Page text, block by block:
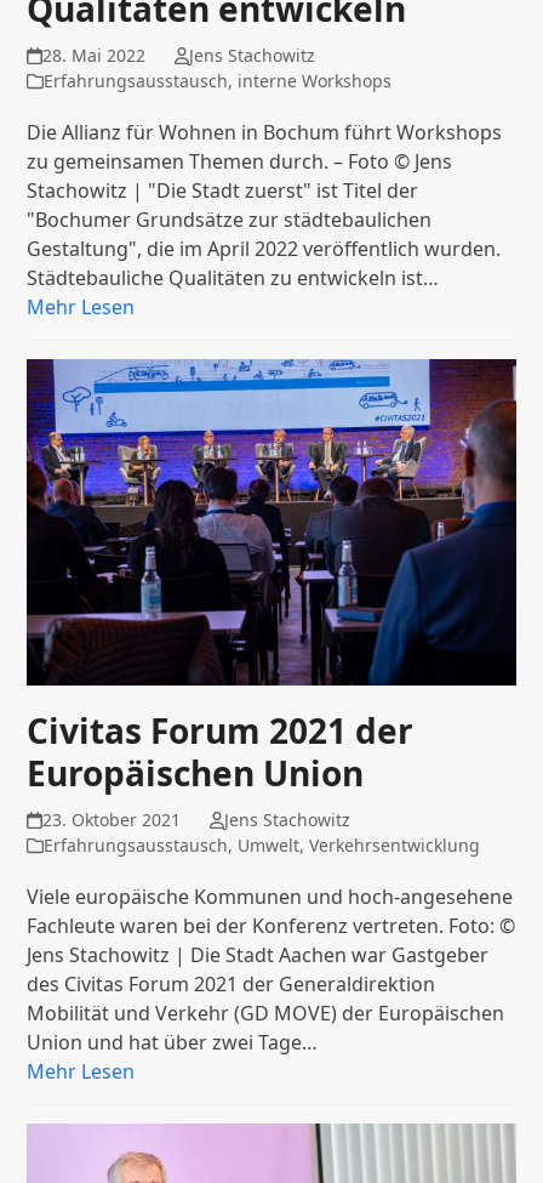
28. Mai 2022
Jens Stachowitz
Erfahrungsausstausch, interne Workshops
Die Allianz für Wohnen in Bochum führt Workshops
zu gemeinsamen Themen durch. – Foto © Jens
Stachowitz | "Die Stadt zuerst" ist Titel der
"Bochumer Grundsätze zur städtebaulichen
Gestaltung", die im April 2022 veröffentlich wurden.
Städtebauliche Qualitäten zu entwickeln ist…
Mehr Lesen
Civitas Forum 2021 der
Europäischen Union
23. Oktober 2021
Jens Stachowitz
Erfahrungsausstausch, Umwelt,Verkehrsentwicklung
Viele europäische Kommunen und hoch-angesehene
Fachleute waren bei der Konferenz vertreten. Foto: ©
Jens Stachowitz | Die Stadt Aachen war Gastgeber
des Civitas Forum 2021 der Generaldirektion
Mobilität und Verkehr (GD MOVE) der Europäischen
Union und hat über zwei Tage…
Mehr Lesen